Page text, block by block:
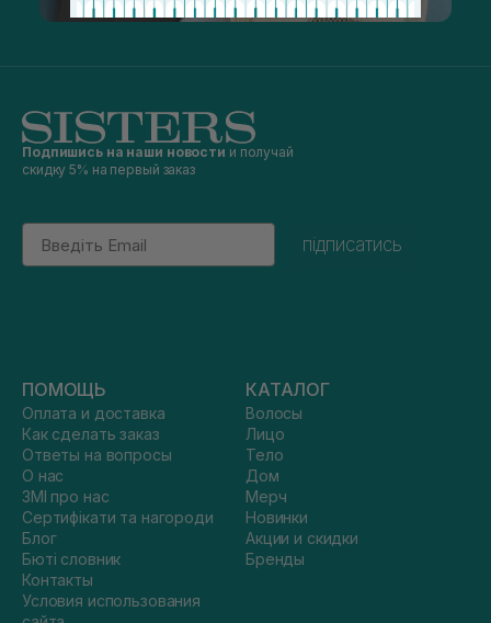
Подпишись на наши новости и получай
скидку 5% на первый заказ
Email
підписатись
ПОМОЩЬ
Оплата и доставка
Как сделать заказ
Ответы на вопросы
О нас
ЗМІ про нас
Сертифікати та нагороди
Блог
Бюті словник
Контакты
Условия использования
КАТАЛОГ
Волосы
Лицо
Тело
Дом
Мерч
Новинки
Акции и скидки
Бренды